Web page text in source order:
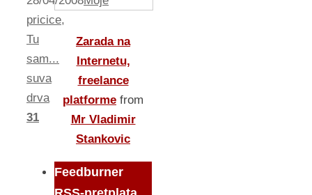
pricice,
Tu
sam...
suva
drva
31
Zarada na
Internetu,
freelance
platforme from
Mr Vladimir
Stankovic
Feedburner